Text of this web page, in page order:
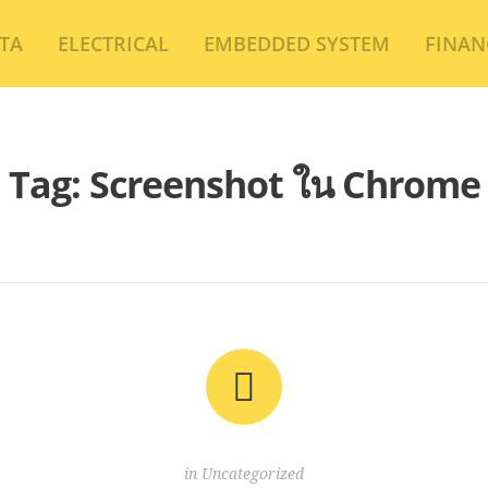
ELECTRICAL EMBEDDED SYSTEM
Tag: Screenshot ใน Chrome
in Uncategorized